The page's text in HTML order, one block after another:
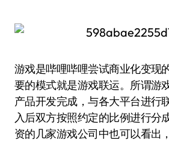
游戏是哔哩哔哩尝试商业化变现
要的模式就是游戏联运。所谓游
产品开发完成，与各大平台进行
入后双方按照约定的比例进行分
资的几家游戏公司中也可以看出